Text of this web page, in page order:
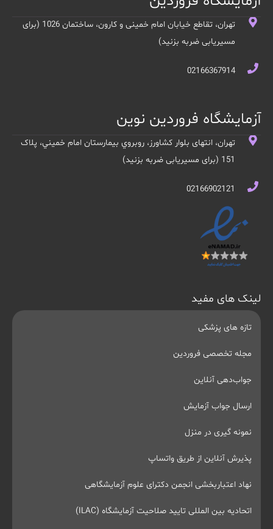
تهران، تقاطع خیابان امام خمینی و کارون، ساختمان 1026 (برای
مسیریابی ضربه بزنید)
02166367914
آزمایشگاه فروردین نوین
تهران، انتهای بلوار کشاورز، روبروي بيمارستان امام خميني، پلاک
151 (برای مسیریابی ضربه بزنید)
02166902121
لینک های مفید
تازه های پزشکی
مجله تخصصی فروردین
جواب‌دهی آنلاین
ارسال جواب آزمایش
نمونه گیری در منزل
پذیرش آنلاین از طریق واتساپ
نهاد اعتباربخشی انجمن دکترای علوم آزمایشگاهی
اتحادیه بین المللی تایید صلاحیت آزمایشگاه (ILAC)